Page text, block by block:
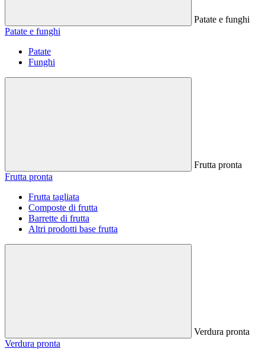
Patate e funghi
Patate e funghi
Patate
Funghi
Frutta pronta
Frutta pronta
Frutta tagliata
Composte di frutta
Barrette di frutta
Altri prodotti base frutta
Verdura pronta
Verdura pronta